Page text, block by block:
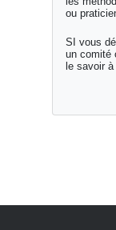
ou
SI vous
un comité
le savoir à